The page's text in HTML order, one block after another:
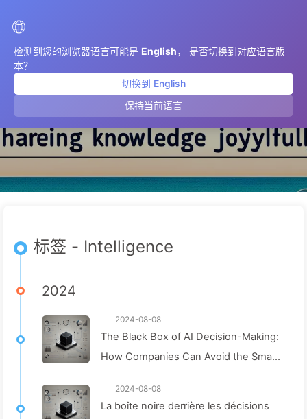
🌐
检测到您的浏览器语言可能是 English， 是否切换到对应语言版
本？
切换到 English
保持当前语言
Intelligence
标签 - Intelligence
2024
2024-08-08
The Black Box of AI Decision-Making:
How Companies Can Avoid the Smart
2024-08-08
La boîte noire derrière les décisions